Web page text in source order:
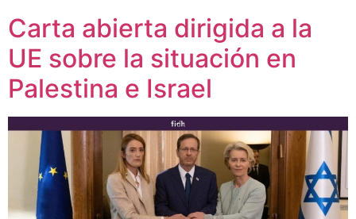
Carta abierta dirigida a la
UE sobre la situación en
Palestina e Israel